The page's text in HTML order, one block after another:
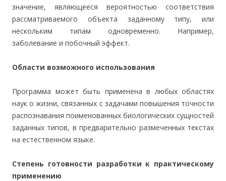
значение, являющееся вероятностью соответствия
рассматриваемого объекта заданному типу, или
нескольким типам одновременно. Например,
заболевание и побочный эффект.
Области возможного использования
Программа может быть применена в любых областях
наук о жизни, связанных с задачами повышения точности
распознавания поименованных биологических сущностей
заданных типов, в предварительно размеченных текстах
на естественном языке.
Степень готовности разработки к практическому
применению